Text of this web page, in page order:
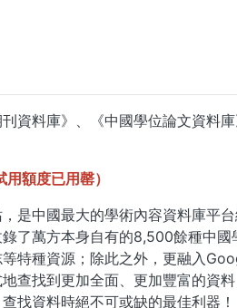
資料庫》、《中國學位論文資料
用額度已用罄）
是中國最大的學術內容資料庫平
了萬方本身自有的8,500餘種中
特種資源；除此之外，更融入
查找到更加全面、更加豐富的資
找資料時絕不可或缺的最佳利器！